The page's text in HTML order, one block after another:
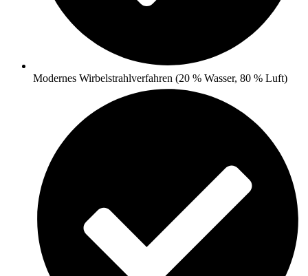
Modernes Wirbelstrahlverfahren (20 % Wasser, 80 % Luft)